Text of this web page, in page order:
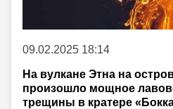
09.02.2025 18:14
На вулкане Этна на
произошло мощное
трещины в кратере